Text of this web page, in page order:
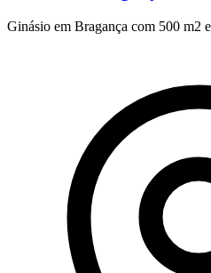
Ginásio em Bragança com 500 m2